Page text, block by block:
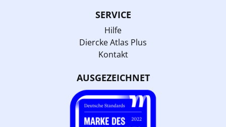
SERVICE
Hilfe
Diercke Atlas Plus
Kontakt
AUSGEZEICHNET